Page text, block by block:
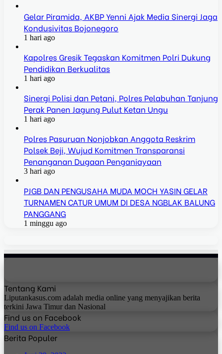
Gelar Piramida, AKBP Yenni Ajak Media Sinergi Jaga
Kondusivitas Bojonegoro
1 hari ago
Kapolres Gresik Tegaskan Komitmen Polri Dukung
Pendidikan Berkualitas
1 hari ago
Sinergi Polisi dan Petani, Polres Pelabuhan Tanjung
Perak Panen Jagung Pulut Ketan Ungu
1 hari ago
Polres Pasuruan Nonjobkan Anggota Reskrim
Polsek Beji, Wujud Komitmen Transparansi
Penanganan Dugaan Penganiayaan
3 hari ago
PJGB DAN PENGUSAHA MUDA MOCH YASIN GELAR
TURNAMEN CATUR UMUM DI DESA NGBLAK BALUNG
PANGGANG
1 minggu ago
Tentang Kami
Liputankasus.com adalah media online yang menyajikan berita
terkini Jawa Timur dan Nasional
Find us on Facebook
Find us on Facebook
Berita Populer